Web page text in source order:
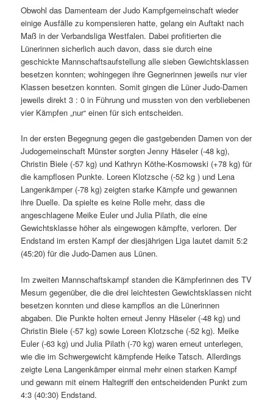
Obwohl das Damenteam der Judo Kampfgemeinschaft wieder
einige Ausfälle zu kompensieren hatte, gelang ein Auftakt nach
Maß in der Verbandsliga Westfalen. Dabei profitierten die
Lünerinnen sicherlich auch davon, dass sie durch eine
geschickte Mannschaftsaufstellung alle sieben Gewichtsklassen
besetzen konnten; wohingegen ihre Gegnerinnen jeweils nur vier
Klassen besetzen konnten. Somit gingen die Lüner Judo-Damen
jeweils direkt 3 : 0 in Führung und mussten von den verbliebenen
vier Kämpfen „nur“ einen für sich entscheiden.
In der ersten Begegnung gegen die gastgebenden Damen von der
Judogemeinschaft Münster sorgten Jenny Häseler (-48 kg),
Christin Biele (-57 kg) und Kathryn Köthe-Kosmowski (+78 kg) für
die kampflosen Punkte. Loreen Klotzsche (-52 kg ) und Lena
Langenkämper (-78 kg) zeigten starke Kämpfe und gewannen
ihre Duelle. Da spielte es keine Rolle mehr, dass die
angeschlagene Meike Euler und Julia Pilath, die eine
Gewichtsklasse höher als eingewogen kämpfte, verloren. Der
Endstand im ersten Kampf der diesjährigen Liga lautet damit 5:2
(45:20) für die Judo-Damen aus Lünen.
Im zweiten Mannschaftskampf standen die Kämpferinnen des TV
Mesum gegenüber, die die drei leichtesten Gewichtsklassen nicht
besetzen konnten und diese kampflos an die Lünerinnen
abgaben. Die Punkte holten erneut Jenny Häseler (-48 kg) und
Christin Biele (-57 kg) sowie Loreen Klotzsche (-52 kg). Meike
Euler (-63 kg) und Julia Pilath (-70 kg) waren erneut unterlegen,
wie die im Schwergewicht kämpfende Heike Tatsch. Allerdings
zeigte Lena Langenkämper einmal mehr einen starken Kampf
und gewann mit einem Haltegriff den entscheidenden Punkt zum
4:3 (40:30) Endstand.